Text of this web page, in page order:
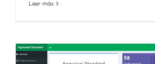
Leer más